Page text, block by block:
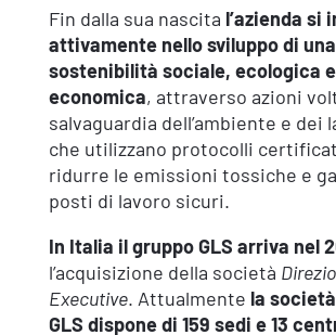
Fin dalla sua nascita l’azienda si
attivamente nello sviluppo di una
sostenibilità sociale, ecologica
economica, attraverso azioni
salvaguardia dell’ambiente e dei
che utilizzano protocolli
ridurre le emissioni tossiche e
posti di lavoro sicuri.
In Italia il gruppo GLS arriva nel
l’acquisizione della società
Executive. Attualmente la
GLS dispone di 159 sedi e 13